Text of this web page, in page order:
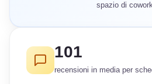
spazio di
101
recensioni in media per